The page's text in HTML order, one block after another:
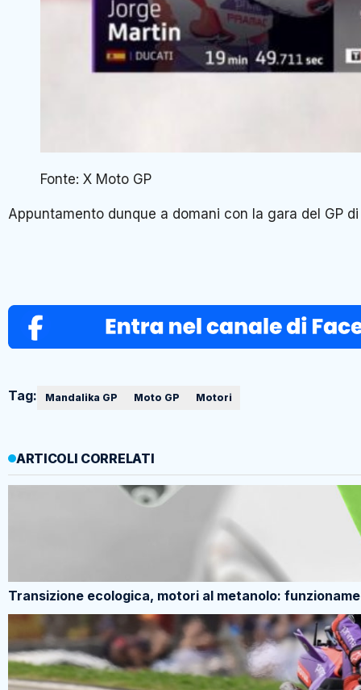
Fonte: X Moto GP
Appuntamento dunque a domani con la gara del GP
Tag: Mandalika GP Moto GP Motori
ARTICOLI CORRELATI
Transizione ecologica, motori al metanolo: